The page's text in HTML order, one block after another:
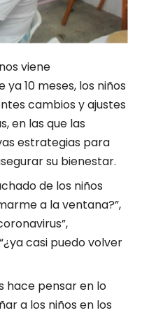
viene
10 meses, los niños
cambios y ajustes
en las que las
estrategias para
su bienestar.
de los niños
a la ventana?”,
casi puedo volver
hace pensar en lo
a los niños en los